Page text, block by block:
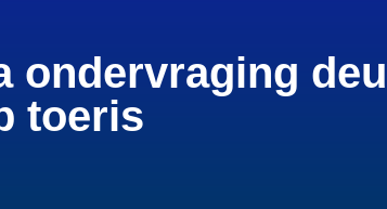
ondervraging
toeris